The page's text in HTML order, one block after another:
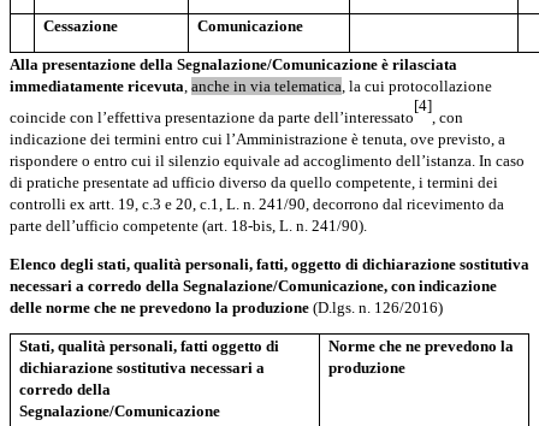
Cessazione Comunicazione
Alla presentazione della Segnalazione/Comunicazione è rilasciata
immediatamente ricevuta, anche in via telematica, la cui protocollazione
coincide con l’effettiva presentazione da parte dell’interessato
[4]
, con
indicazione dei termini entro cui l’Amministrazione è tenuta, ove previsto, a
rispondere o entro cui il silenzio equivale ad accoglimento dell’istanza. In caso
di pratiche presentate ad ufficio diverso da quello competente, i termini dei
controlli ex artt. 19, c.3 e 20, c.1, L. n. 241/90, decorrono dal ricevimento da
parte dell’ufficio competente (art. 18-bis, L. n. 241/90).
Elenco degli stati, qualità personali, fatti, oggetto di dichiarazione sostitutiva
necessari a corredo della Segnalazione/Comunicazione, con indicazione
delle norme che ne prevedono la produzione (D.lgs. n. 126/2016)
Stati, qualità personali, fatti oggetto di
dichiarazione sostitutiva necessari a
corredo della
Segnalazione/Comunicazione
Norme che ne prevedono la
produzione